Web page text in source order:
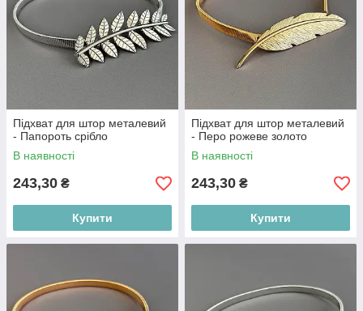
Підхват для штор металевий
- Папороть срібло
В наявності
243,30 ₴
Купити
Підхват для штор металевий
- Перо рожеве золото
В наявності
243,30 ₴
Купити